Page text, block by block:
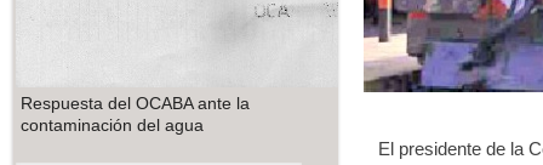
Respuesta del OCABA ante la
contaminación del agua
El presidente de la